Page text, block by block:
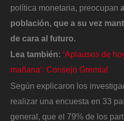
política monetaria, preocupan
población, que a su vez
de cara al futuro.
Lea también: ‘Aplausos de
mañana’: Consejo Gremial
Según explicaron los
realizar una encuesta en 33
general, que el 79% de los